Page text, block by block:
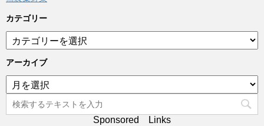
カテゴリー
テ
ゴ
リ
ー
アーカイブ
ア
ー
カ
イ
Sponsored Links